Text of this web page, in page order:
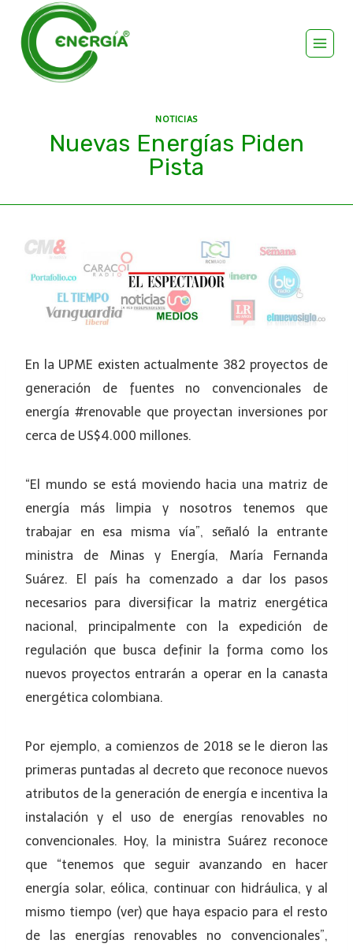
NOTICIAS
Nuevas Energías Piden
Pista
En la UPME existen actualmente 382 proyectos de
generación de fuentes no convencionales de
energía #renovable que proyectan inversiones por
cerca de US$4.000 millones.
“El mundo se está moviendo hacia una matriz de
energía más limpia y nosotros tenemos que
trabajar en esa misma vía”, señaló la entrante
ministra de Minas y Energía, María Fernanda
Suárez. El país ha comenzado a dar los pasos
necesarios para diversificar la matriz energética
nacional, principalmente con la expedición de
regulación que busca definir la forma como los
nuevos proyectos entrarán a operar en la canasta
energética colombiana.
Por ejemplo, a comienzos de 2018 se le dieron las
primeras puntadas al decreto que reconoce nuevos
atributos de la generación de energía e incentiva la
instalación y el uso de energías renovables no
convencionales. Hoy, la ministra Suárez reconoce
que “tenemos que seguir avanzando en hacer
energía solar, eólica, continuar con hidráulica, y al
mismo tiempo (ver) que haya espacio para el resto
de las energías renovables no convencionales”,